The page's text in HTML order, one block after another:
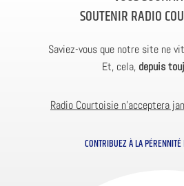
SOUTENIR RADIO
Saviez-vous que notre site ne
Et, cela, depuis
Radio Courtoisie n’acceptera
CONTRIBUEZ À LA